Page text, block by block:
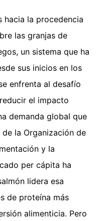
hacia la procedencia
las granjas de
un sistema que ha
sus inicios en los
enfrenta al desafío
el impacto
demanda global que
la Organización de
y la
per cápita ha
lidera esa
de proteína más
alimenticia. Pero